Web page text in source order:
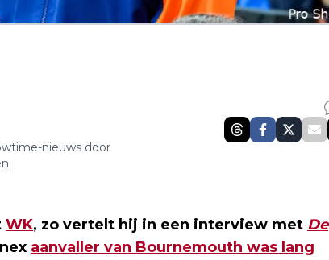
nieuws door
WK, zo vertelt hij in een interview met De
aanvaller van Bournemouth was lang